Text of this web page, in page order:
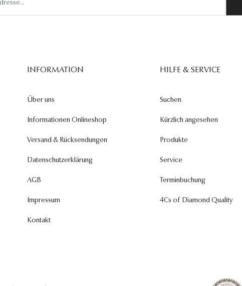
INFORMATION
Über uns
Informationen Onlineshop
Versand & Rücksendungen
Datenschutzerklärung
AGB
Impressum
Kontakt
HILFE & SERVICE
Suchen
Kürzlich angesehen
Produkte
Service
Terminbuchung
4Cs of Diamond Quality